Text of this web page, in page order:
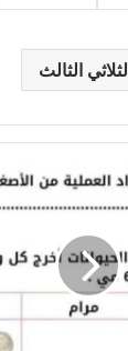
الثالث